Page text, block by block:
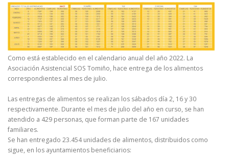
CONTACTO ZONA PRIVADA CTAG
Como está establecido en el calendario anual del año 2022. La
Asociación Asistencial SOS Tomiño, hace entrega de los alimentos
correspondientes al mes de julio.
Las entregas de alimentos se realizan los sábados día 2, 16 y 30
respectivamente. Durante el mes de julio del año en curso, se han
atendido a 429 personas, que forman parte de 167 unidades
familiares.
Se han entregado 23.454 unidades de alimentos, distribuidos como
sigue, en los ayuntamientos beneficiarios: